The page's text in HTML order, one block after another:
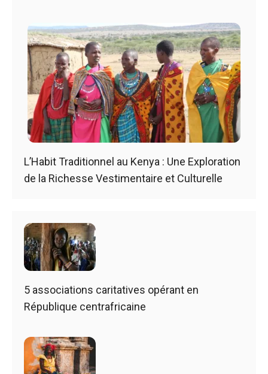
L’Habit Traditionnel au Kenya : Une Exploration
de la Richesse Vestimentaire et Culturelle
5 associations caritatives opérant en
République centrafricaine